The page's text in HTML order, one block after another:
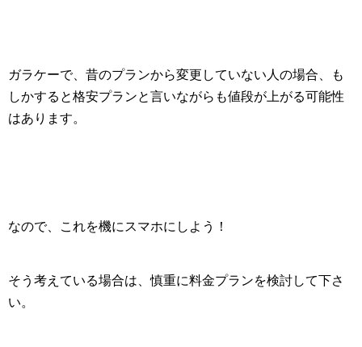
ガラケーで、昔のプランから変更していない人の場合、も
しかすると格安プランと言いながらも値段が上がる可能性
はあります。
なので、これを機にスマホにしよう！
そう考えている場合は、慎重に料金プランを検討して下さ
い。